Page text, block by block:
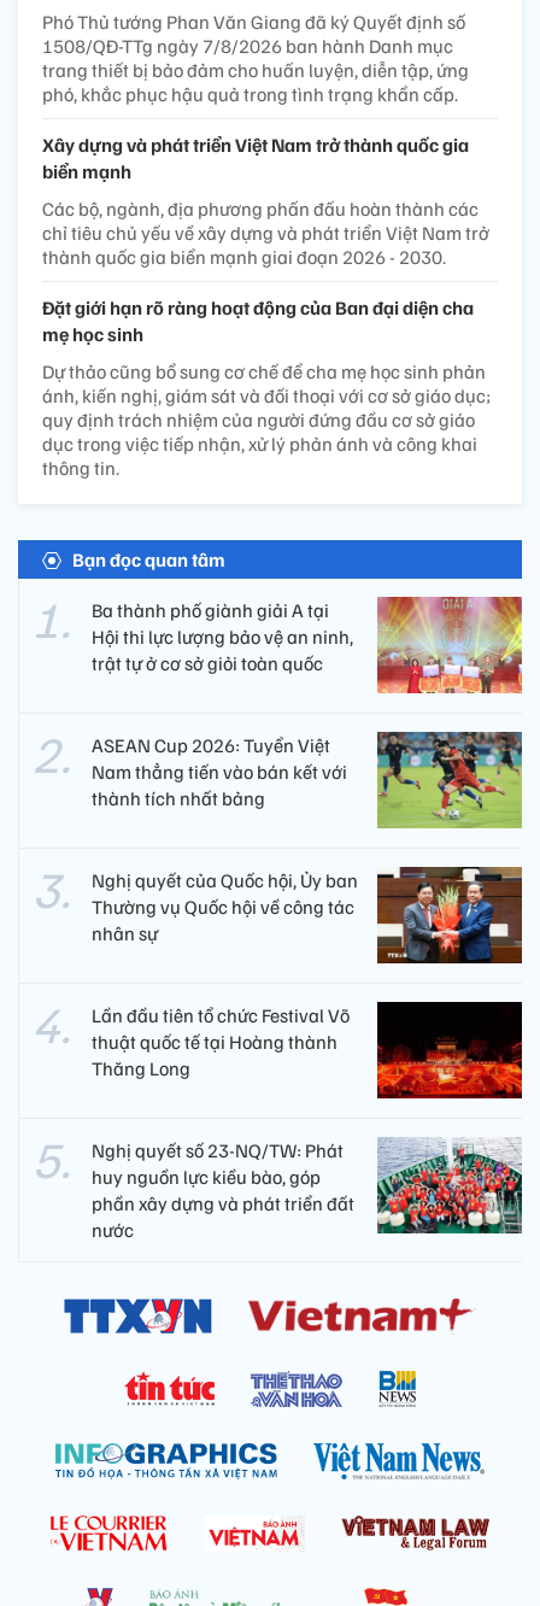
Phó Thủ tướng Phan Văn Giang đã ký Quyết định số
1508/QĐ-TTg ngày 7/8/2026 ban hành Danh mục
trang thiết bị bảo đảm cho huấn luyện, diễn tập, ứng
phó, khắc phục hậu quả trong tình trạng khẩn cấp.
Xây dựng và phát triển Việt Nam trở thành quốc gia
biển mạnh
Các bộ, ngành, địa phương phấn đấu hoàn thành các
chỉ tiêu chủ yếu về xây dựng và phát triển Việt Nam trở
thành quốc gia biển mạnh giai đoạn 2026 - 2030.
Đặt giới hạn rõ ràng hoạt động của Ban đại diện cha
mẹ học sinh
Dự thảo cũng bổ sung cơ chế để cha mẹ học sinh phản
ánh, kiến nghị, giám sát và đối thoại với cơ sở giáo dục;
quy định trách nhiệm của người đứng đầu cơ sở giáo
dục trong việc tiếp nhận, xử lý phản ánh và công khai
thông tin.
Bạn đọc quan tâm
Ba thành phố giành giải A tại
Hội thi lực lượng bảo vệ an ninh,
trật tự ở cơ sở giỏi toàn quốc
ASEAN Cup 2026: Tuyển Việt
Nam thẳng tiến vào bán kết với
thành tích nhất bảng
Nghị quyết của Quốc hội, Ủy ban
Thường vụ Quốc hội về công tác
nhân sự
Lần đầu tiên tổ chức Festival Võ
thuật quốc tế tại Hoàng thành
Thăng Long
Nghị quyết số 23-NQ/TW: Phát
huy nguồn lực kiều bào, góp
phần xây dựng và phát triển đất
nước